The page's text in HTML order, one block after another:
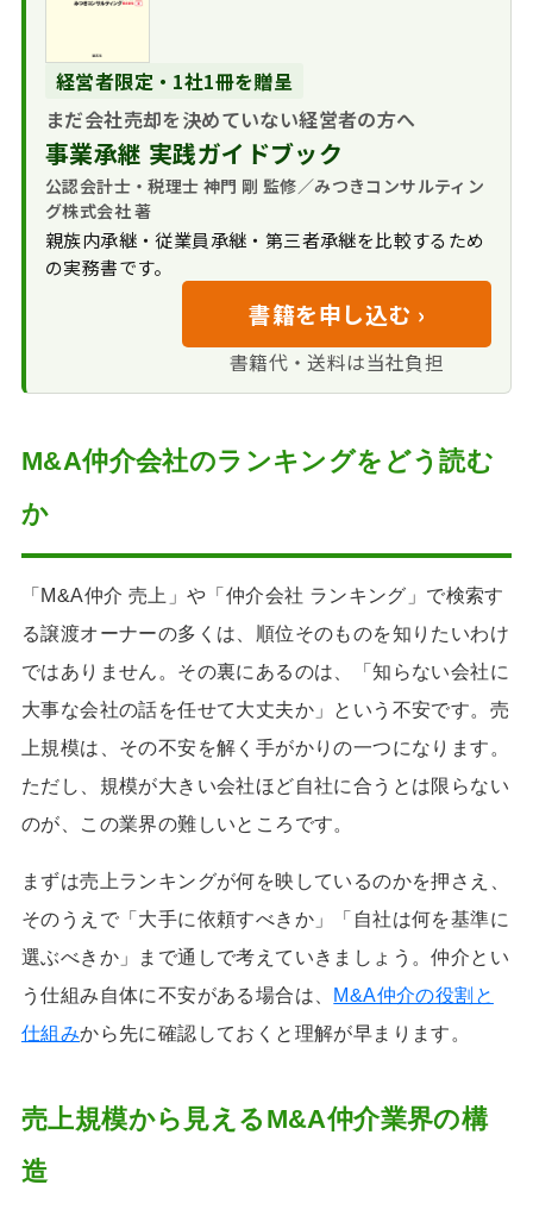
由
登録業者数
系・非上場会社系・会計事務所系
上場会社系
非上場会社系
会計事務所系（士
業系）
大手M&A仲介会社に依頼すべきか
大手に依頼するメ
リット｜知名度がもた
らす安心感
メリット｜営業優先の
譲渡オーナーがランキングより重視
すべき選び方
自社の規模・業
性
M&A以外の選択肢
も検討してくれるか
売り手のM&A仲介会社ランキングに
関するFAQ
M&A仲介会社ランキングの読み解き
方と選び方のまとめ
経営者限定・1社1冊を贈呈
まだ会社売却を決めていない経営者の方へ
事業承継 実践ガイドブック
公認会計士・税理士 神門 剛 監修／みつきコンサルティン
グ株式会社 著
親族内承継・従業員承継・第三者承継を比較するため
の実務書です。
書籍を申し込む ›
書籍代・送料は当社負担
M&A仲介会社のランキングをどう読む
か
「M&A仲介 売上」や「仲介会社 ランキング」で検索す
る譲渡オーナーの多くは、順位そのものを知りたいわけ
ではありません。その裏にあるのは、「知らない会社に
大事な会社の話を任せて大丈夫か」という不安です。売
上規模は、その不安を解く手がかりの一つになります。
ただし、規模が大きい会社ほど自社に合うとは限らない
のが、この業界の難しいところです。
まずは売上ランキングが何を映しているのかを押さえ、
そのうえで「大手に依頼すべきか」「自社は何を基準に
選ぶべきか」まで通しで考えていきましょう。仲介とい
う仕組み自体に不安がある場合は、 M&A仲介の役割と
仕組みから先に確認しておくと理解が早まります。
売上規模から見えるM&A仲介業界の構
造